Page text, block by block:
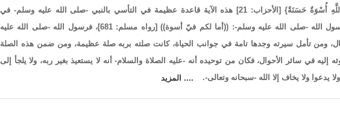
{لَقَدْ كَانَ لَكُمْ فِي رَسُولِ اللَّهِ أُسْوَةٌ حَسَنَةٌ} [الأحزاب: 21] هذه الآية قاعدة عظيمة في التأسي بالنبي -صلى الله عليه وسلم- في
أقواله، وأفعاله، وقد قال رسول الله -صلى الله عليه وسلم-: ((أما لكم فيّ أسوة)) [رواه مسلم: 681]، فرسول الله -صلى الله عليه
ومن تأمل سيرته وجدها تامة في جوانب الحياة، كانت صلته بربه صلة عظيمة، ومن ضمن هذه الصلة
إليه في سائر الأحوال، فكان من توحيده أنه -عليه الصلاة والسلام- أنه لا يستعيذ بغير ربه، ولا يلجأ إلى
يدعوا ولا يخاف إلا الله -سبحانه وتعالى-.
.... المزيد